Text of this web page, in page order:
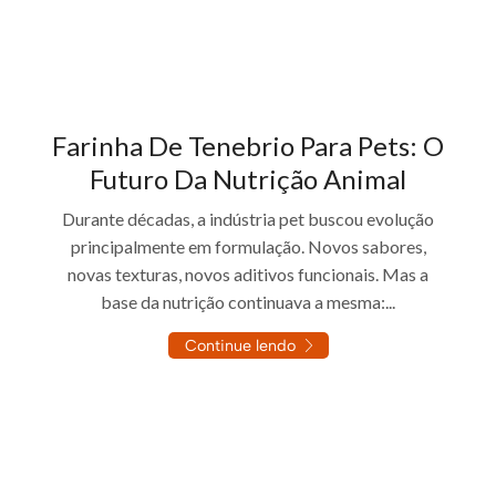
Farinha De Tenebrio Para Pets: O
Futuro Da Nutrição Animal
Durante décadas, a indústria pet buscou evolução
principalmente em formulação. Novos sabores,
novas texturas, novos aditivos funcionais. Mas a
base da nutrição continuava a mesma:...
Continue lendo